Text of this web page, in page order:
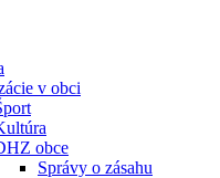
v obci
obce
Správy o zásahu